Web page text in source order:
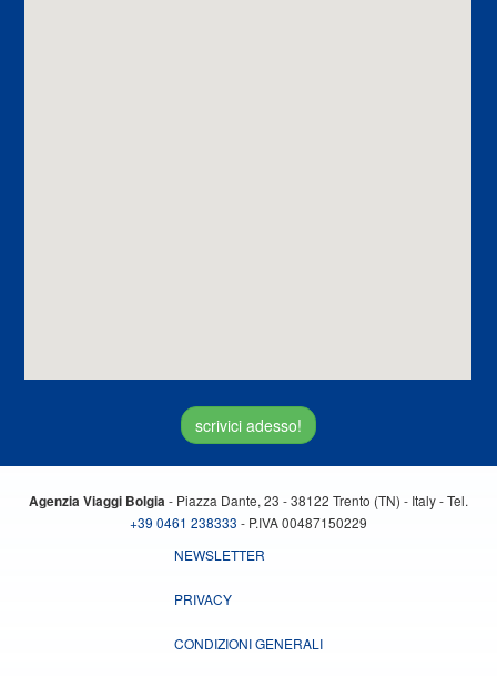
scrivici adesso!
Agenzia Viaggi Bolgia - Piazza Dante, 23 - 38122 Trento (TN) - Italy - Tel.
+39 0461 238333 - P.IVA 00487150229
NEWSLETTER
PRIVACY
CONDIZIONI GENERALI